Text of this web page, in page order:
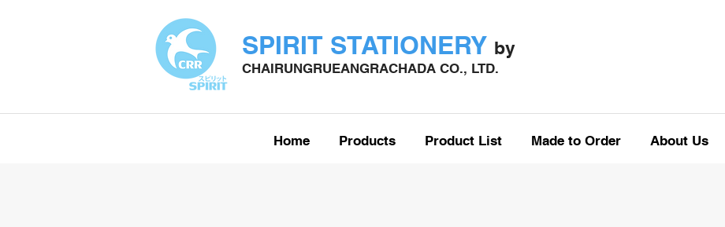
SPIRIT STATIONERY by
CHAIRUNGRUEANGRACHADA CO., LTD.
Home Products Product List Made to Order About Us